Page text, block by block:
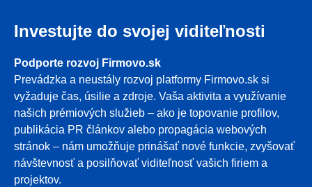
Investujte do svojej viditeľnosti
Podporte rozvoj Firmovo.sk
Prevádzka a neustály rozvoj platformy Firmovo.sk si
vyžaduje čas, úsilie a zdroje. Vaša aktivita a využívanie
našich prémiových služieb – ako je topovanie profilov,
publikácia PR článkov alebo propagácia webových
stránok – nám umožňuje prinášať nové funkcie, zvyšovať
návštevnosť a posilňovať viditeľnosť vašich firiem a
projektov.